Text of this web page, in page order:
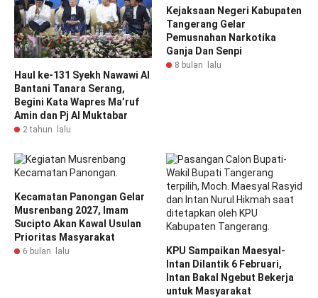
Haul ke-131 Syekh Nawawi Al
Bantani Tanara Serang,
Begini Kata Wapres Ma’ruf
Amin dan Pj Al Muktabar
2 tahun lalu
Kejaksaan Negeri Kabupaten
Tangerang Gelar
Pemusnahan Narkotika
Ganja Dan Senpi
8 bulan lalu
Kecamatan Panongan Gelar
Musrenbang 2027, Imam
Sucipto Akan Kawal Usulan
Prioritas Masyarakat
6 bulan lalu
KPU Sampaikan Maesyal-
Intan Dilantik 6 Februari,
Intan Bakal Ngebut Bekerja
untuk Masyarakat